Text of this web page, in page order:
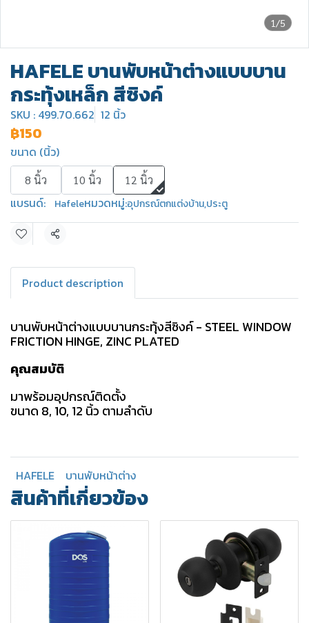
1/5
HAFELE บานพับหน้าต่างแบบบาน
กระทุ้งเหล็ก สีซิงค์
SKU : 499.70.662 12 นิ้ว
฿150
ขนาด (นิ้ว)
8 นิ้ว 10 นิ้ว 12 นิ้ว
แบรนด์: Hafeleหมวดหมู่:อุปกรณ์ตกแต่งบ้าน,ประตู
แชร์
Product description
บานพับหน้าต่างแบบบานกระทุ้งสีซิงค์ - STEEL WINDOW
FRICTION HINGE, ZINC PLATED
คุณสมบัติ
มาพร้อมอุปกรณ์ติดตั้ง
ขนาด 8, 10, 12 นิ้ว ตามลำดับ
HAFELE บานพับหน้าต่าง
สินค้าที่เกี่ยวข้อง